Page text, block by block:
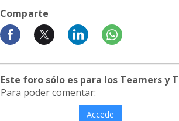
Comparte
Este foro sólo es para los Teamers y
Para poder comentar:
Accede